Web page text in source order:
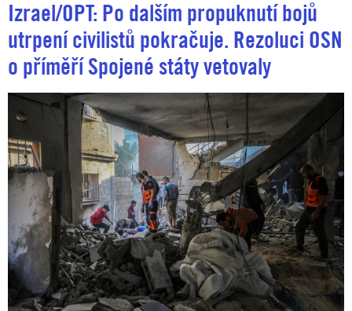
Izrael/OPT: Po dalším propuknutí bojů
utrpení civilistů pokračuje. Rezoluci OSN
o příměří Spojené státy vetovaly